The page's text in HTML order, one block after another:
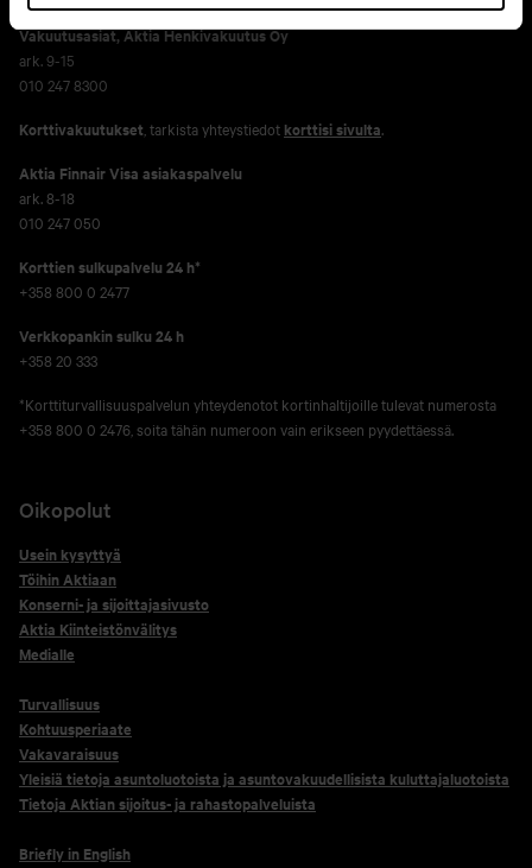
Vakuutusasiat, Aktia Henkivakuutus Oy
ark. 9-15
010 247 8300
Korttivakuutukset , tarkista yhteystiedot korttisi sivulta.
Aktia Finnair Visa asiakaspalvelu
ark. 8-18
010 247 050
Korttien sulkupalvelu 24 h*
+358 800 0 2477
Verkko­pankin sulku 24 h
+358 20 333
*Korttiturvallisuuspalvelun yhteydenotot kortinhaltijoille tulevat numerosta
+358 800 0 2476, soita tähän numeroon vain erikseen pyydettäessä.
Oikopolut
Usein kysyttyä
Töihin Aktiaan
Konserni- ja sijoittajasivusto
Aktia Kiinteistönvälitys
Medialle
Turvallisuus
Kohtuusperiaate
Vakavaraisuus
Yleisiä tietoja asuntoluotoista ja asuntovakuudellisista kuluttajaluotoista
Tietoja Aktian sijoitus- ja rahastopalveluista
Briefly in English